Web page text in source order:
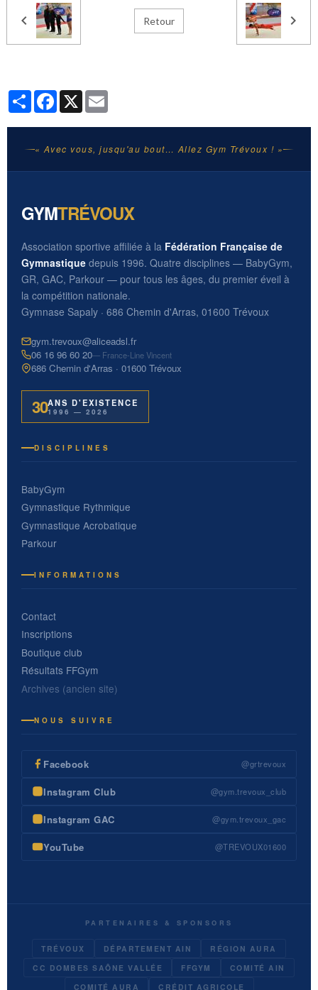
Retour
PartagerFacebook
X
« Avec vous, jusqu'au bout… Allez Gym Trévoux ! »
GYMTRÉVOUX
Association sportive affiliée à la Fédération Française de
Gymnastique depuis 1996. Quatre disciplines — BabyGym,
GR, GAC, Parkour — pour tous les âges, du premier éveil à
la compétition nationale.
Gymnase Sapaly · 686 Chemin d'Arras, 01600 Trévoux
gym.trevoux@aliceadsl.fr
06 16 96 60 20— France-Line Vincent
686 Chemin d'Arras · 01600 Trévoux
30ANS D'EXISTENCE
1996 — 2026
DISCIPLINES
BabyGym
Gymnastique Rythmique
Gymnastique Acrobatique
Parkour
INFORMATIONS
Contact
Inscriptions
Boutique club
Résultats FFGym
Archives (ancien site)
NOUS SUIVRE
Facebook @grtrevoux
Instagram Club @gym.trevoux_club
Instagram GAC @gym.trevoux_gac
YouTube @TREVOUX01600
PARTENAIRES & SPONSORS
TRÉVOUX DÉPARTEMENT AIN
RÉGION AURA
CC DOMBES SAÔNE VALLÉE
FFGYM
COMITÉ AIN
COMITÉ AURA
CRÉDIT AGRICOLE